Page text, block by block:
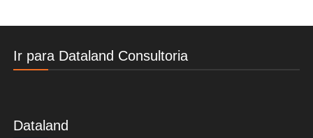
Ir para Dataland Consultoria
Dataland